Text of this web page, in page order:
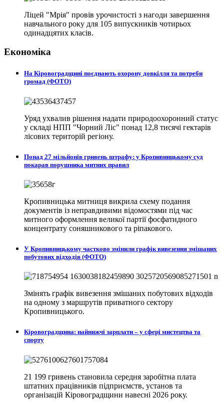
Ліцей "Мрія" провів урочистості з нагоди завершення
навчального року для 105 випускників чотирьох
одинадцятих класів.
Економіка
На Кіровоградщині поєднають охорону довкілля та потреби
громад (ФОТО)
Уряд ухвалив рішення надати природоохоронний статус
у складі НПП "Чорний Ліс" понад 12,8 тисячі гектарів
лісових територій регіону.
Понад 27 мільйонів гривень штрафу: у Кропивницькому суд
покарав порушника митних правил
Кропивницька митниця викрила схему подання
документів із неправдивими відомостями під час
митного оформлення великої партії фосфатидного
концентрату соняшникового та ріпакового.
У Кропивницькому частково змінили графік вивезення змішаних
побутових відходів (ФОТО)
Змінять графік вивезення змішаних побутових відходів
на одному з маршрутів приватного сектору
Кропивницького.
Кіровоградщина: найнижчі зарплати – у сфері мистецтва та
спорту
21 199 гривень становила середня заробітна плата
штатних працівників підприємств, установ та
організацій Кіровоградщини навесні 2026 року.